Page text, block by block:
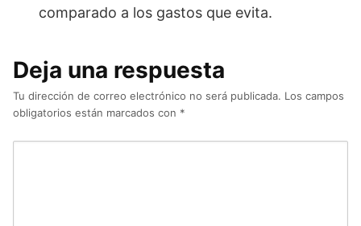
comparado a los gastos que evita.
Deja una respuesta
Tu dirección de correo electrónico no será publicada. Los campos
obligatorios están marcados con *